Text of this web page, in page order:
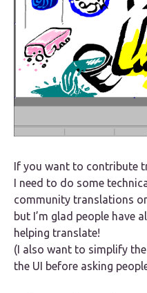
If you want to contribute
I need to do some
community translations
but I’m glad people have
helping translate!
(I also want to simplify
the UI before asking